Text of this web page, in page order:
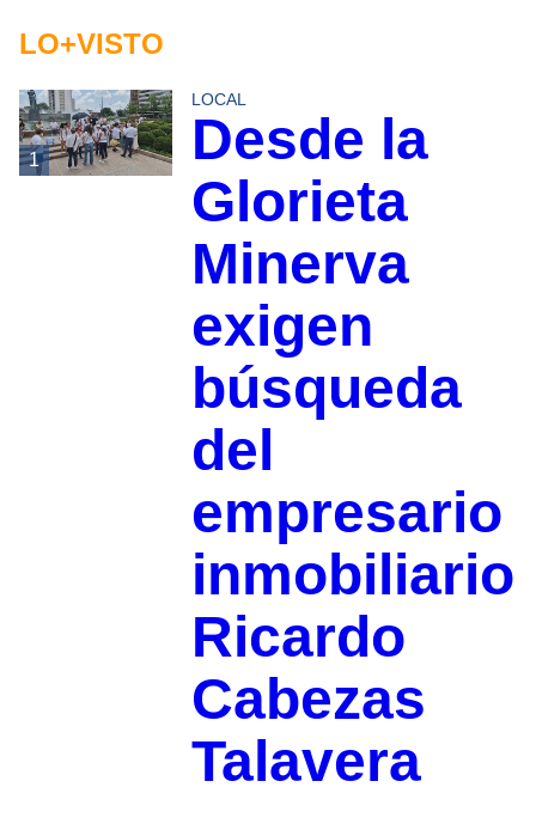
LO+VISTO
1
LOCAL
Desde la
Glorieta
Minerva
exigen
búsqueda
del
empresario
inmobiliario
Ricardo
Cabezas
Talavera